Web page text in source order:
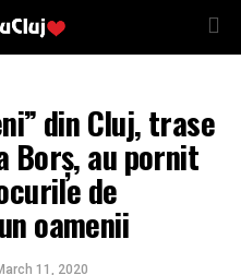
din Cluj, trase
Borș, au pornit
de
oamenii
11, 2020